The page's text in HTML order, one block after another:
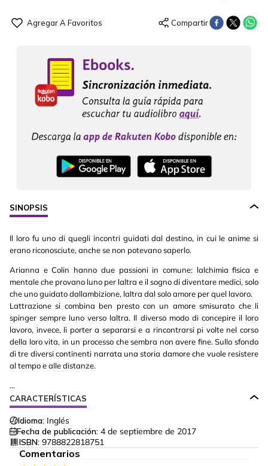
SINOPSIS
Il loro fu uno di quegli incontri guidati dal destino, in cui le anime si
erano riconosciute, anche se non potevano saperlo.
Arianna e Colin hanno due passioni in comune: lalchimia fisica e
mentale che provano luno per laltra e il sogno di diventare medici, solo
che uno guidato dallambizione, laltra dal solo amore per quel lavoro.
Lattrazione si combina ben presto con un amore smisurato che li
spinger sempre luno verso laltra. Il diverso modo di concepire il loro
lavoro, invece, li porter a separarsi e a rincontrarsi pi volte nel corso
della loro vita, in un processo che sembra non avere fine. Sullo sfondo
di tre diversi continenti narrata una storia damore che vuole resistere
al tempo e alle distanze.
...
CARACTERÍSTICAS
Idioma: Inglés
Fecha de publicación: 4 de septiembre de 2017
ISBN: 9788822818751
Comentarios